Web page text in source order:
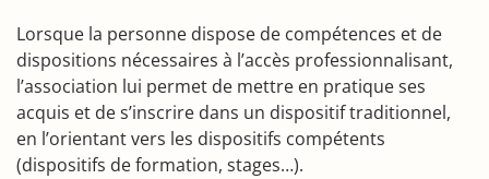
Lorsque la personne dispose de compétences et de
dispositions nécessaires à l’accès professionnalisant,
l’association lui permet de mettre en pratique ses
acquis et de s’inscrire dans un dispositif traditionnel,
en l’orientant vers les dispositifs compétents
(dispositifs de formation, stages…).